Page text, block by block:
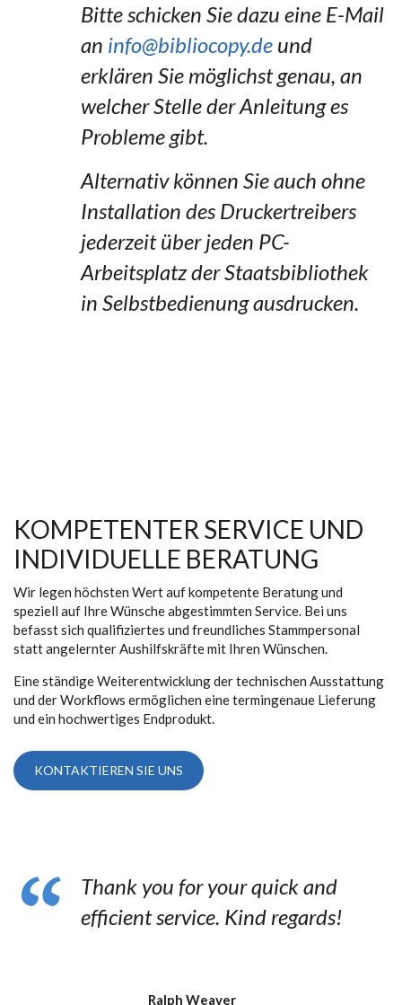
Bitte schicken Sie dazu eine E-Mail
an info@bibliocopy.de und
erklären Sie möglichst genau, an
welcher Stelle der Anleitung es
Probleme gibt.
Alternativ können Sie auch ohne
Installation des Druckertreibers
jederzeit über jeden PC-
Arbeitsplatz der Staatsbibliothek
in Selbstbedienung ausdrucken.
KOMPETENTER SERVICE UND
INDIVIDUELLE BERATUNG
Wir legen höchsten Wert auf kompetente Beratung und
speziell auf Ihre Wünsche abgestimmten Service. Bei uns
befasst sich qualifiziertes und freundliches Stammpersonal
statt angelernter Aushilfskräfte mit Ihren Wünschen.
Eine ständige Weiterentwicklung der technischen Ausstattung
und der Workflows ermöglichen eine termingenaue Lieferung
und ein hochwertiges Endprodukt.
KONTAKTIEREN SIE UNS
Thank you for your quick and
efficient service. Kind regards!
Ralph Weaver